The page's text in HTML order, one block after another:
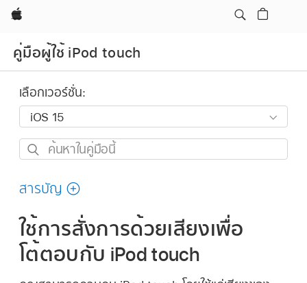
Apple
คู่มือผู้ใช้ iPod touch
เลือกเวอร์ชั่น:
ค้นหา
คู่มือ
สารบัญ
ใช้การสั่งการด้วยเสียงเพื่อ
โต้ตอบกับ iPod touch